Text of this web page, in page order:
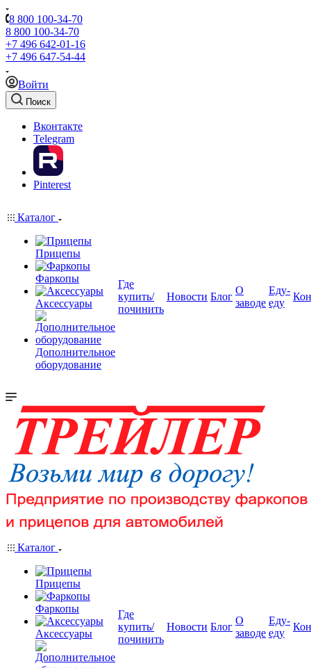
8 800 100-34-70
8 800 100-34-70
+7 496 642-01-16
+7 496 647-54-44
Войти
Поиск
Вконтакте
Telegram
Pinterest
Каталог
Прицепы
Фаркопы
Аксессуары
Дополнительное
оборудование
Где
купить/
починить
Новости Блог
О
заводе
Еду-
еду
Каталог
Прицепы
Фаркопы
Аксессуары
Где
купить/
починить
Новости Блог
О
заводе
Еду-
еду